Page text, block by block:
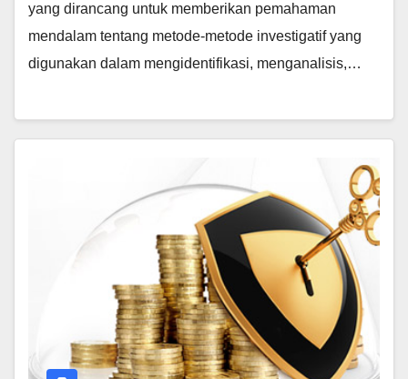
yang dirancang untuk memberikan pemahaman
mendalam tentang metode-metode investigatif yang
digunakan dalam mengidentifikasi, menganalisis,…